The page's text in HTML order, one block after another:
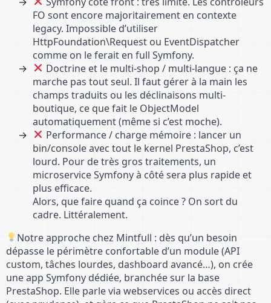
FO sont encore majoritairement en contexte
legacy. Impossible d’utiliser
HttpFoundation\Request ou EventDispatcher
comme on le ferait en full Symfony.
Doctrine et le multi-shop / multi-langue : ça ne
marche pas tout seul. Il faut gérer à la main les
champs traduits ou les déclinaisons multi-
boutique, ce que fait le ObjectModel
automatiquement (même si c’est moche).
Performance / charge mémoire : lancer un
bin/console avec tout le kernel PrestaShop, c’est
lourd. Pour de très gros traitements, un
microservice Symfony à côté sera plus rapide et
plus efficace.
Alors, que faire quand ça coince ? On sort du
cadre. Littéralement.
Notre approche chez Mintfull : dès qu’un besoin
dépasse le périmètre confortable d’un module (API
custom, tâches lourdes, dashboard avancé…), on crée
une app Symfony dédiée, branchée sur la base
PrestaShop. Elle parle via webservices ou accès direct